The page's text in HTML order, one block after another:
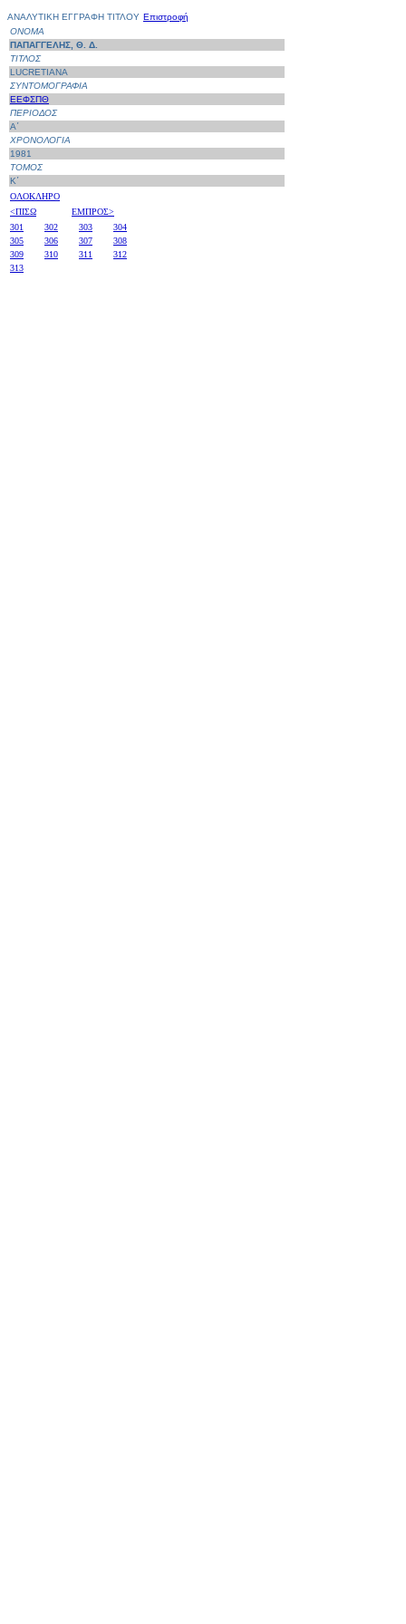
ΑΝΑΛΥΤΙΚΗ ΕΓΓΡΑΦΗ ΤΙΤΛΟΥ Επιστροφή
ΟΝΟΜΑ
ΠΑΠΑΓΓΕΛΗΣ, Θ. Δ.
ΤΙΤΛΟΣ
LUCRETIANA
ΣΥΝΤΟΜΟΓΡΑΦΙΑ
ΕΕΦΣΠΘ
ΠΕΡΙΟΔΟΣ
Α΄
ΧΡΟΝΟΛΟΓΙΑ
1981
ΤΟΜΟΣ
Κ΄
ΟΛΟΚΛΗΡΟ
<ΠΙΣΩ
ΕΜΠΡΟΣ>
301
302 303
304
305
306 307
308
309
310 311
312
313